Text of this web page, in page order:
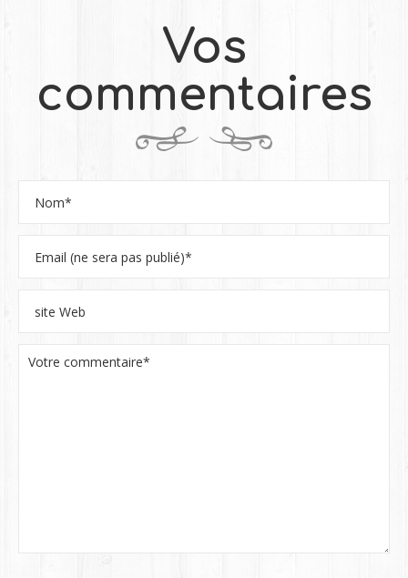
Vos
commentaires